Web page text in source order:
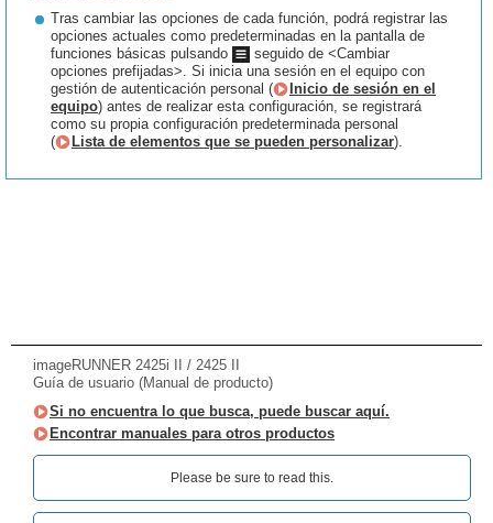
Tras cambiar las opciones de cada función, podrá registrar las
opciones actuales como predeterminadas en la pantalla de
funciones básicas pulsando
seguido de <Cambiar
opciones prefijadas>. Si inicia una sesión en el equipo con
gestión de autenticación personal (
Inicio de sesión en el
equipo) antes de realizar esta configuración, se registrará
como su propia configuración predeterminada personal
(
Lista de elementos que se pueden personalizar).
imageRUNNER 2425i II / 2425 II
Guía de usuario (Manual de producto)
Si no encuentra lo que busca, puede buscar aquí.
Encontrar manuales para otros productos
Please be sure to read this.‎